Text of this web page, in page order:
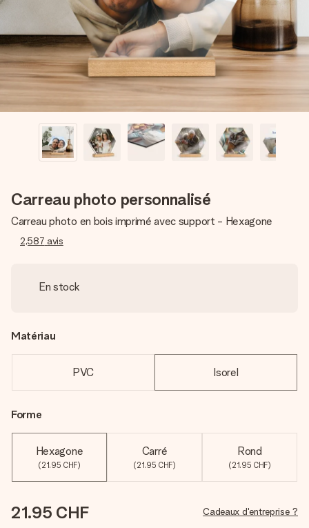
Créez quelque chose d’unique en quelques étapes – avec
son prénom, votre photo ou un message qui touche le cœur.
Sans complications, juste tout l’amour pour le moment idéal.
Carreau photo personnalisé
Carreau photo en bois imprimé avec support - Hexagone
2,587 avis
En stock
Matériau
PVC Isorel
Forme
Hexagone
(21.95 CHF)
Carré
(21.95 CHF)
Rond
(21.95 CHF)
21.95 CHF Cadeaux d'entreprise ?